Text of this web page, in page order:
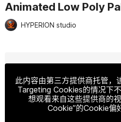
Animated Low Poly
HYPERION studio
此内容由第三方提供商托管，
Targeting Cookies的情况下
想观看来自这些提供商的
Cookie”的Cookie偏